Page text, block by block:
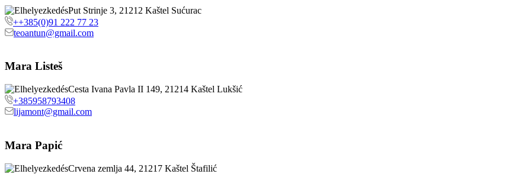
Put Strinje 3, 21212 Kaštel Sućurac
++385(0)91 222 77 23
teoantun@gmail.com
Mara Listeš
Cesta Ivana Pavla II 149, 21214 Kaštel Lukšić
+385958793408
lijamont@gmail.com
Mara Papić
Crvena zemlja 44, 21217 Kaštel Štafilić